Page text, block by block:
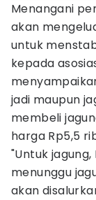
Menangani
akan
untuk
kepada
jadi maupun
membeli
harga Rp5,5
"Untuk
menunggu
akan